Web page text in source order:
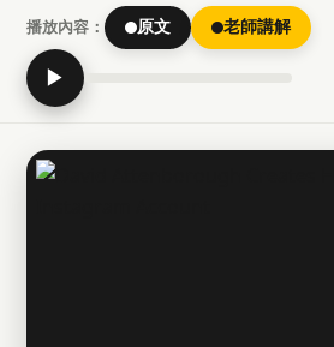
播放內容： 原文 老師講解
▶